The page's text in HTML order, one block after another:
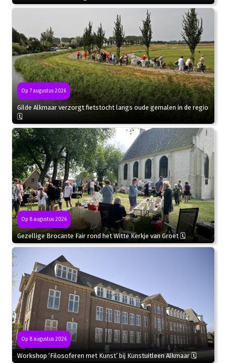
Op 7 augustus 2026
Gilde Alkmaar verzorgt fietstocht langs oude gemalen in de regio
🗓
Op 8 augustus 2026
Gezellige Brocante Fair rond het Witte Kerkje van Groet 🗓
Op 8 augustus 2026
Workshop ‘Filosoferen met Kunst’ bij Kunstuitleen Alkmaar 🗓